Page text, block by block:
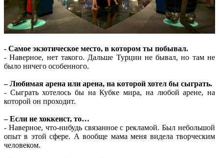
- Самое экзотическое место, в котором ты побывал.
- Наверное, нет такого. Дальше Турции не бывал, но там не
было ничего особенного.
– Любимая арена или арена, на которой хотел бы сыграть.
- Сыграть хотелось бы на Кубке мира, на любой арене, на
которой он проходит.
– Если не хоккеист, то…
- Наверное, что-нибудь связанное с рекламой. Был небольшой
опыт в этой сфере. А вообще мама меня видела творческим
человеком.